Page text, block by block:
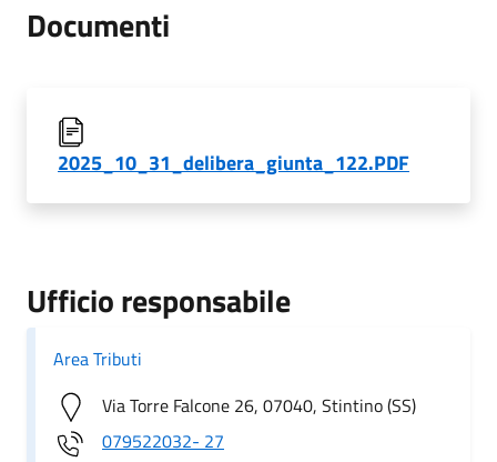
Documenti
2025_10_31_delibera_giunta_122.PDF
Ufficio responsabile
Area Tributi
Via Torre Falcone 26, 07040, Stintino (SS)
079522032- 27